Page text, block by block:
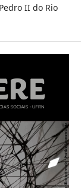
II do Rio